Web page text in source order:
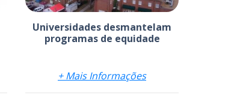
Universidades desmantelam
programas de equidade
+ Mais Informações